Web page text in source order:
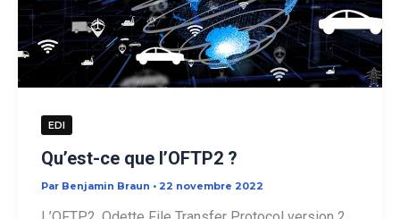
EDI
Qu’est-ce que l’OFTP2 ?
Par Benjamin Braun • 22 novembre 2022